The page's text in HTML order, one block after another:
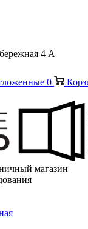
4 А
0
магазин